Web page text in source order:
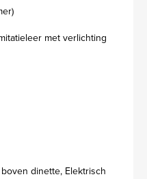
met verlichting
dinette, Elektrisch